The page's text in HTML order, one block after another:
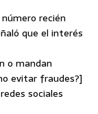
recién
que el interés
o mandan
evitar fraudes?]
sociales